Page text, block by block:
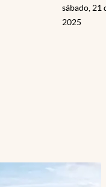
sábado, 21
2025